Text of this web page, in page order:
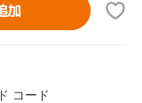
加
コード